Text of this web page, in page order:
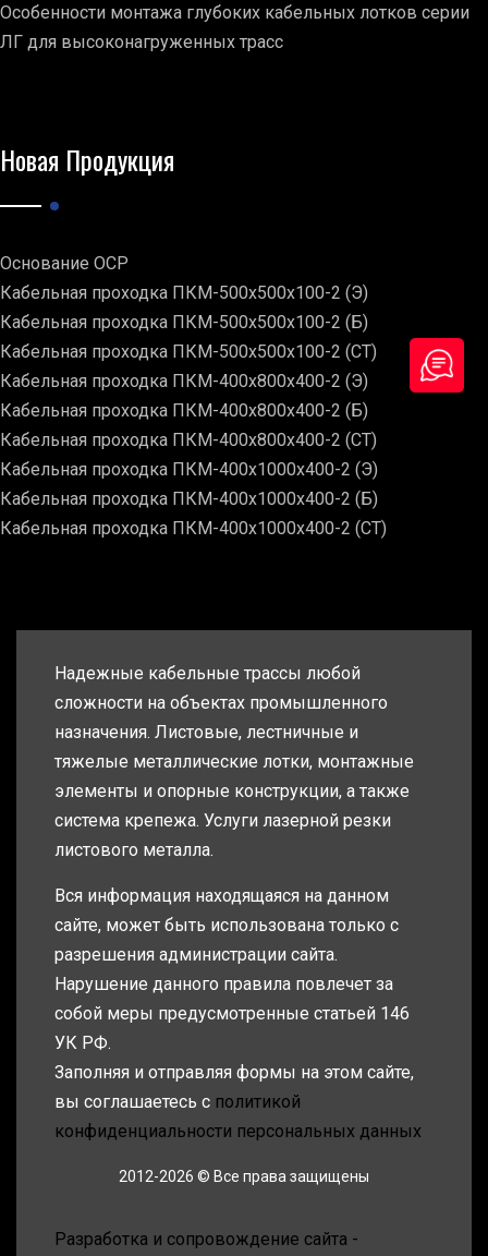
Особенности монтажа глубоких кабельных лотков серии
ЛГ для высоконагруженных трасс
Новая Продукция
Основание ОСР
Кабельная проходка ПКМ-500х500х100-2 (Э)
Кабельная проходка ПКМ-500х500х100-2 (Б)
Кабельная проходка ПКМ-500х500х100-2 (СТ)
Кабельная проходка ПКМ-400х800х400-2 (Э)
Кабельная проходка ПКМ-400х800х400-2 (Б)
Кабельная проходка ПКМ-400х800х400-2 (СТ)
Кабельная проходка ПКМ-400х1000х400-2 (Э)
Кабельная проходка ПКМ-400х1000х400-2 (Б)
Кабельная проходка ПКМ-400х1000х400-2 (СТ)
Надежные кабельные трассы любой
сложности на объектах промышленного
назначения. Листовые, лестничные и
тяжелые металлические лотки, монтажные
элементы и опорные конструкции, а также
система крепежа. Услуги лазерной резки
листового металла.
Вся информация находящаяся на данном
сайте, может быть использована только с
разрешения администрации сайта.
Нарушение данного правила повлечет за
собой меры предусмотренные статьей 146
УК РФ.
Заполняя и отправляя формы на этом сайте,
вы соглашаетесь с политикой
конфиденциальности персональных данных
2012-2026 © Все права защищены
Разработка и сопровождение сайта -